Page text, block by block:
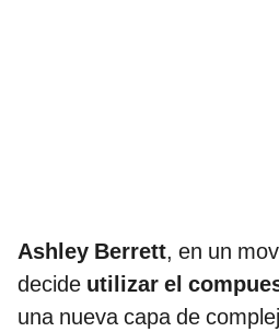
Ashley Berrett, en un
decide utilizar el
una nueva capa de